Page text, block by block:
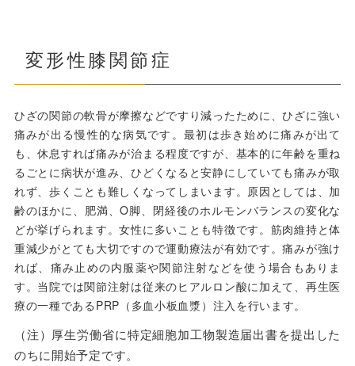
変形性膝関節症
ひざの関節の軟骨が摩擦などですり減ったために、ひざに強い
痛みが出る慢性的な病気です。最初は歩き始めに痛みが出て
も、休息すれば痛みが治まる程度ですが、基本的に年齢を重ね
るごとに病状が進み、ひどくなると安静にしていても痛みが取
れず、歩くことも難しくなってしまいます。原因としては、加
齢のほかに、肥満、O脚、閉経後のホルモンバランスの変化な
どが挙げられます。女性に多いことも特徴です。筋肉維持と体
重減少がとても大切ですので運動療法が有効です。痛みが強け
れば、痛み止めの内服薬や関節注射などを使う場合もありま
す。当院では関節注射は従来のヒアルロン酸に加えて、再生医
療の一種であるPRP（多血小板血漿）注入を行います。
（注）厚生労働省に特定細胞加工物製造届出書を提出した
のちに開始予定です。